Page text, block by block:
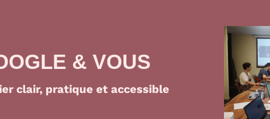
& VOUS
clair, pratique et accessible